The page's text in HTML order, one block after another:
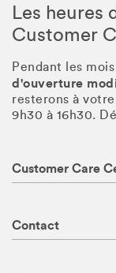
Les heures
Customer
Pendant les
d'ouverture
resterons à
9h30 à 16h30.
Customer Care
Contact